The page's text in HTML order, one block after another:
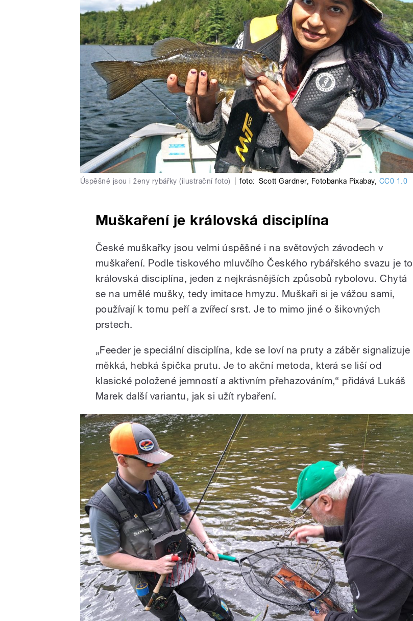
Úspěšné jsou i ženy rybářky (ilustrační foto) foto: Scott Gardner, Fotobanka Pixabay, CC0 1.0
Muškaření je královská disciplína
České muškařky jsou velmi úspěšné i na světových závodech v
muškaření. Podle tiskového mluvčího Českého rybářského svazu je to
královská disciplína, jeden z nejkrásnějších způsobů rybolovu. Chytá
se na umělé mušky, tedy imitace hmyzu. Muškaři si je vážou sami,
používají k tomu peří a zvířecí srst. Je to mimo jiné o šikovných
prstech.
„Feeder je speciální disciplína, kde se loví na pruty a záběr signalizuje
měkká, hebká špička prutu. Je to akční metoda, která se liší od
klasické položené jemností a aktivním přehazováním,“ přidává Lukáš
Marek další variantu, jak si užít rybaření.